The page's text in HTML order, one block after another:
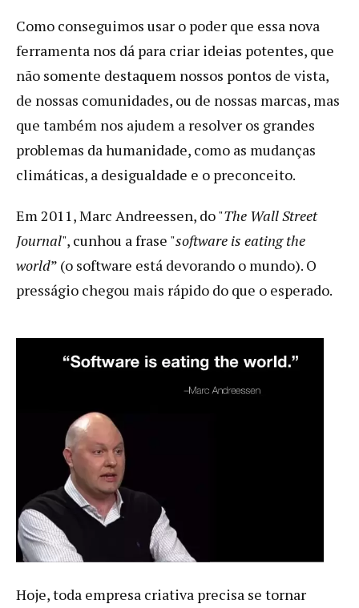
Como conseguimos usar o poder que essa nova
ferramenta nos dá para criar ideias potentes, que
não somente destaquem nossos pontos de vista,
de nossas comunidades, ou de nossas marcas, mas
que também nos ajudem a resolver os grandes
problemas da humanidade, como as mudanças
climáticas, a desigualdade e o preconceito.
Em 2011, Marc Andreessen, do "The Wall Street
Journal", cunhou a frase "software is eating the
world” (o software está devorando o mundo). O
presságio chegou mais rápido do que o esperado.
Hoje, toda empresa criativa precisa se tornar